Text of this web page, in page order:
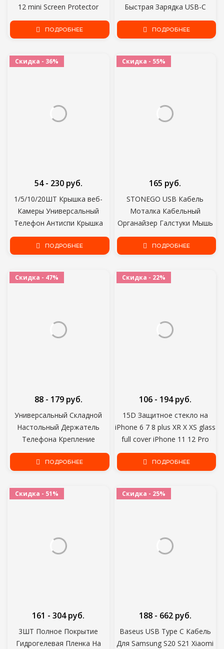
12 mini Screen Protector
iPhone 8 7 6 6S Plus
Закаленное Стекло Пленка
ПОДРОБНЕЕ
Быстрая Зарядка USB-C
Кабель Зарядное
Устройство для Мобильного
Кабель для Передачи Данных
3 м
ПОДРОБНЕЕ
Скидка - 36%
1/5/10/20ШТ Крышка веб-
Камеры Универсальный
Телефон Антиспи Крышка
Камеры Для iPad Web PC
Ноутбук Macbook
Конфиденциальности
54 - 230 руб.
ПОДРОБНЕЕ
Скидка - 55%
STONEGO USB Кабель
Моталка Кабельный
Органайзер Галстуки Мышь
Провод Держатель
Наушников HDMI Шнур Free
Обруч Лента Протектор
165 руб.
ПОДРОБНЕЕ
Скидка - 47%
Универсальный Складной
Настольный Держатель
Телефона Крепление
Подставка для Samsung S20
Plus Ultra Note 10 iPhone 11
Планшет Настольный
Держатель
88 - 179 руб.
ПОДРОБНЕЕ
Скидка - 22%
15D Защитное стекло на
iPhone 6 7 8 plus XR X XS glass
full cover iPhone 11 12 Pro
Max Screen Protector
Закаленное стекло
106 - 194 руб.
ПОДРОБНЕЕ
Скидка - 51%
3ШТ Полное Покрытие
Гидрогелевая Пленка На
161 - 304 руб.
Скидка - 25%
Baseus USB Type C Кабель
Для Samsung S20 S21 Xiaomi
188 - 662 руб.